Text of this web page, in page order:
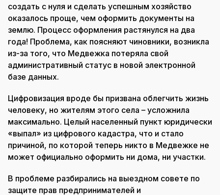
создать с нуля и сделать успешным хозяйство
оказалось проще, чем оформить документы на
землю. Процесс оформления растянулся на два
года! Проблема, как поясняют чиновники, возникла
из-за того, что Медвежка потеряла свой
административный статус в новой электронной
базе данных.
Цифровизация вроде бы призвана облегчить жизнь
человеку, но жителям этого села – усложнила
максимально. Целый населенный пункт юридически
«выпал» из цифрового кадастра, что и стало
причиной, по которой теперь никто в Медвежке не
может официально оформить ни дома, ни участки.
В проблеме разбирались на выездном совете по
защите прав предпринимателей и